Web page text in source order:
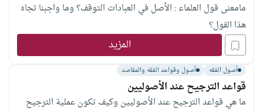
مامعنى قول العلماء : الأصل في العبادات التوقف؟ وما واجبنا تجاه
هذا القول؟
المزيد
أصول الفقه أصول وقواعد الفقه والمقاصد
قواعد الترجيح عند الأصوليين
ما هي قواعد الترجيح عند الأصوليين وكيف تكون عملية الترجيح